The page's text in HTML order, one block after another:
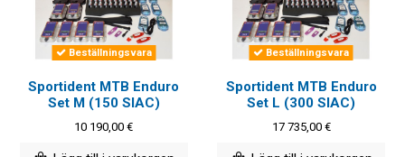
Beställningsvara
Sportident MTB Enduro
Set M (150 SIAC)
10 190,00 €
Beställningsvara
Sportident MTB Enduro
Set L (300 SIAC)
17 735,00 €